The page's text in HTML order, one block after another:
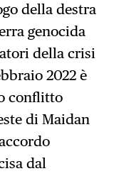
della destra
genocida
della crisi
2022 è
conflitto
di Maidan
dal